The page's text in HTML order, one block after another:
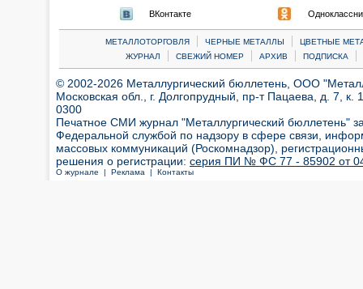
ВКонтакте
МЕТАЛЛОТОРГОВЛЯ | ЧЕРНЫЕ МЕТАЛЛЫ |
ЦВЕТНЫЕ
ЖУРНАЛ
| СВЕЖИЙ НОМЕР | АРХИВ | ПОДПИСКА |
© 2002-2026 Металлургический бюллетень, ООО
Московская обл., г. Долгопрудный, пр-т Пацаева, д. 7,
0300
Печатное СМИ журнал "Металлургический бюллетень"
Федеральной службой по надзору в сфере связи,
массовых коммуникаций (Роскомнадзор),
решения о регистрации: серия ПИ № ФС 77 - 85902 от 04
О журнале | Реклама | Контакты